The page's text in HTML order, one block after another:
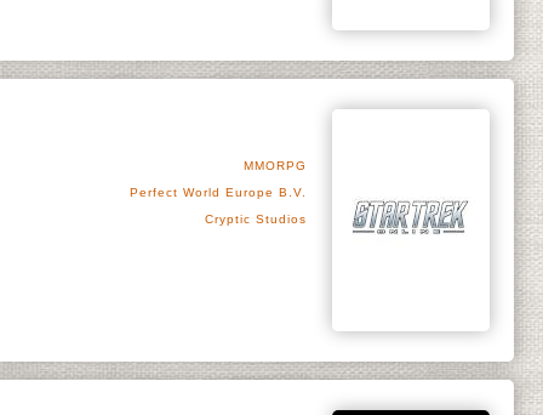
MMORPG
Perfect World Europe B.V.
Cryptic Studios